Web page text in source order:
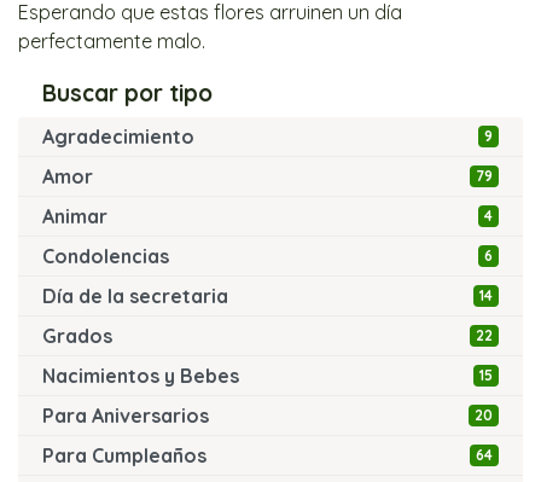
Esperando que estas flores arruinen un día
perfectamente malo.
Buscar por tipo
Agradecimiento 9
Amor 79
Animar 4
Condolencias 6
Día de la secretaria 14
Grados 22
Nacimientos y Bebes 15
Para Aniversarios 20
Para Cumpleaños 64